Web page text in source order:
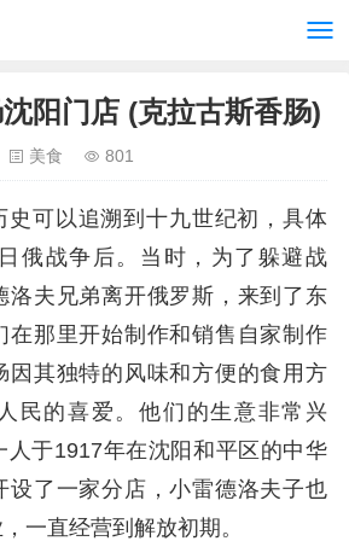
阳门店 (克拉古斯香肠)
美食 801
史可以追溯到十九世纪初，具体
俄战争后。当时，为了躲避战
洛夫兄弟离开俄罗斯，来到了东
在那里开始制作和销售自家制作
因其独特的风味和方便的食用方
民的喜爱。他们的生意非常兴
人于1917年在沈阳和平区的中华
设了一家分店，小雷德洛夫子也
一直经营到解放初期。